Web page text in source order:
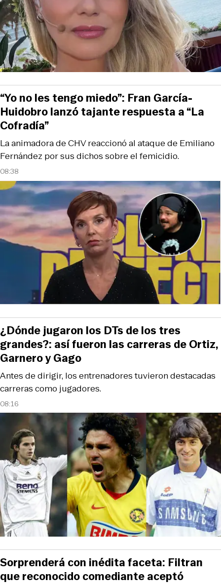
08:38
La animadora de CHV reaccionó al ataque de Emiliano
Fernández por sus dichos sobre el femicidio.
“Yo no les tengo miedo”: Fran García-
Huidobro lanzó tajante respuesta a “La
Cofradía”
08:16
Antes de dirigir, los entrenadores tuvieron destacadas
carreras como jugadores.
¿Dónde jugaron los DTs de los tres
grandes?: así fueron las carreras de Ortiz,
Garnero y Gago
Sorprenderá con inédita faceta: Filtran
que reconocido comediante aceptó